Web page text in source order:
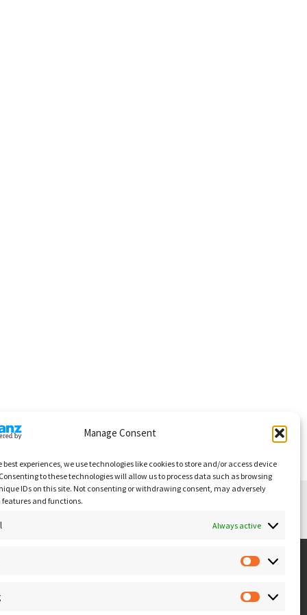
Manage Consent
best experiences, we use technologies like cookies to store and/or access device
to these technologies will allow us to process data such as browsing
IDs on this site. Not consenting or withdrawing consent, may adversely
and functions.
Always active
Tallinn